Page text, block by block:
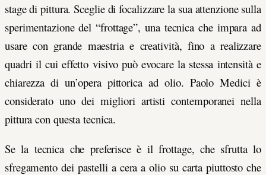
stage di pittura. Sceglie di focalizzare la sua attenzione sulla
sperimentazione del “frottage”, una tecnica che impara ad
usare con grande maestria e creatività, fino a realizzare
quadri il cui effettovisivo può evocare la stessa intensità e
chiarezza di un’opera pittorica ad olio. Paolo Medici è
considerato uno dei migliori artisti contemporanei nella
pittura con questa tecnica.
Se la tecnica che preferisce è il frottage, che sfrutta lo
sfregamento dei pastelli a cera a olio su carta piuttosto che